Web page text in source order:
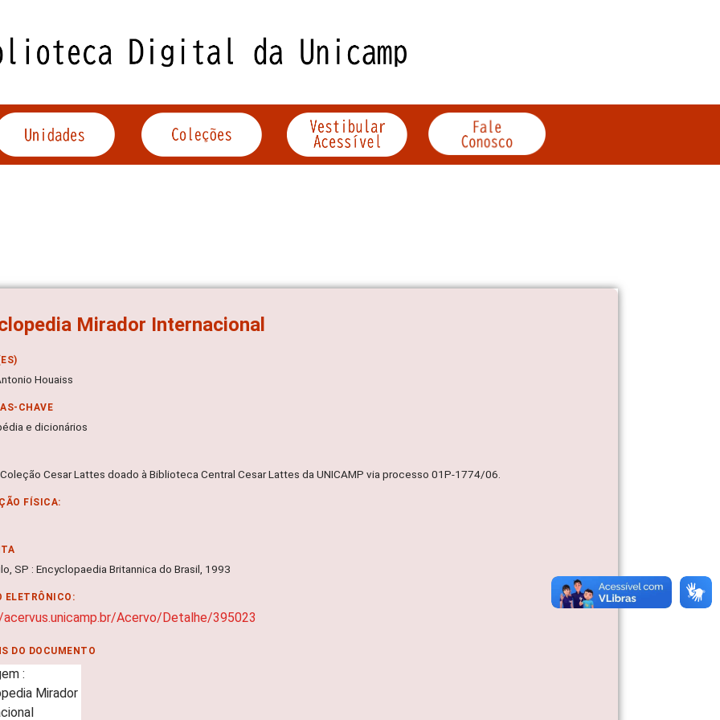
Mirador Internacional
Houaiss
CHAVE
e dicionários
Cesar Lattes doado à Biblioteca Central Cesar Lattes da UNICAMP via processo 01P-1774/06.
FÍSICA:
SP : Encyclopaedia Britannica do Brasil, 1993
ELETRÔNICO:
Acervo/Detalhe/395023
DO DOCUMENTO